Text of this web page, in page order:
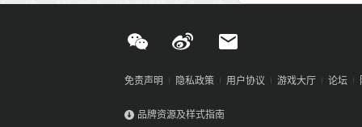
免责声明 隐私政策 用户协议 游戏大厅 论坛
品牌资源及样式指南